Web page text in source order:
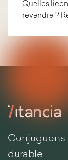
Quelles
revendre ?
Conjuguons
durable